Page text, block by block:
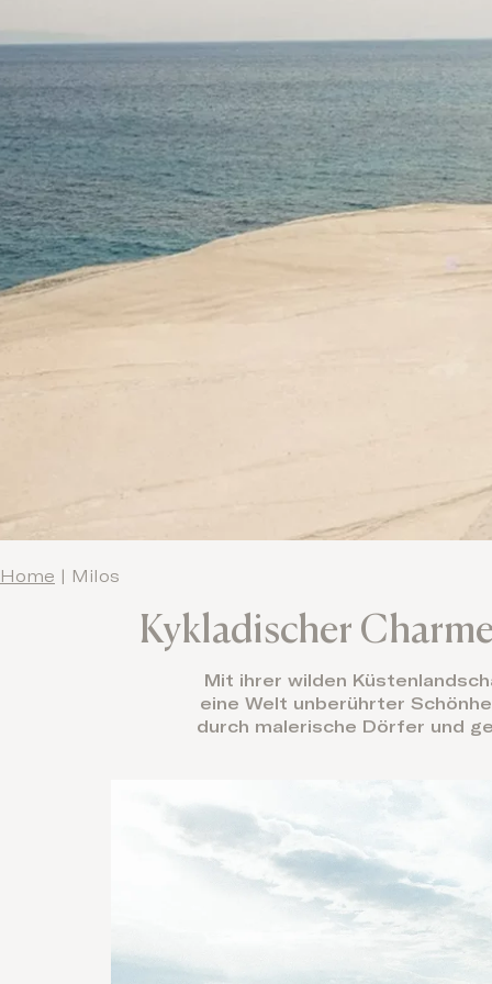
Home Milos
Kykladischer
Mit ihrer wilden
eine Welt unberührter
durch malerische Dörfer und